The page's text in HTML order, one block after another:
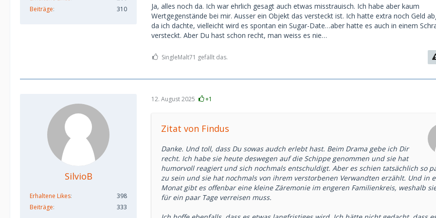
finanzielle Unterstützung.
Sie ist 27, ich 52. Und sie hat mir gesagt, dass sie mich extrem sympathisch
findet und sich schon auf unser nächstes Treffen freut. Wir waren total auf
einer Wellenlänge.
schon mal etwas Ähnliches erlebt?
Beiträge
310
Ja, alles noch da. Ich war ehrlich gesagt auch etwas misstrauisch. Ich habe aber kaum
Wertgegenstände bei mir. Ausser ein Objekt das versteckt ist. Ich hatte extra noch Geld
da ich dachte, vielleicht wird es spontan ein Sugar-Date…aber hatte es auch in einem
versteckt. Aber Du hast schon recht, man weiss es nie…
SingleMalt71 gefällt das.
SilvioB
Erhaltene Likes
398
Beiträge
333
12. August 2025 +1
Zitat von Findus
Danke. Und toll, dass Du sowas audch erlebt hast. Beim Drama gebe ich Dir
recht. Ich habe sie heute deswegen auf die Schippe genommen und sie hat
humorvoll reagiert und sich nochmals entschuldigt. Aber es schien tatsächlich so
zu sein und sie hat nochmals von ihrem verstorbenen Verwandten erzählt. Und in
Monat gibt es offenbar eine kleine Zäremonie im engeren Familienkreis, weshalb
für ein paar Tage verreisen muss.